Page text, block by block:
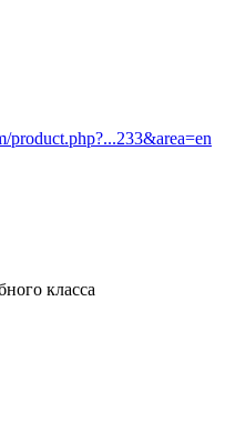
product.php?...233&area=en
класса